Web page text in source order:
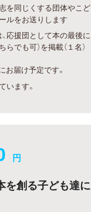
を同じくする団体やこ
ルをお送りします
応援団として本の最後に
らでも可）を掲載（１名）
お届け予定です。
います。
円
を創る子ども達